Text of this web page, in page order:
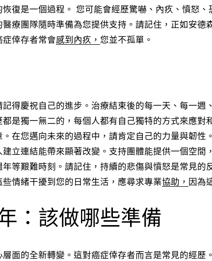
復是一個過程。 您可能會經歷驚嚇、內疚、憤怒
療團隊隨時準備為您提供支持。請記住，正如安德
倖存者常會感到內疚，您並不孤單。
得慶祝自己的進步。治療結束後的每一天、每一週
是獨一無二的，每個人都有自己獨特的方式來應對
在您邁向未來的過程中，請肯定自己的力量與韌性
立連結能帶來顯著改變。支持團體能提供一個空間
等艱難時刻。請記住，持續的悲傷與憤怒是常見的
情緒干擾到您的日常生活，應尋求專業協助， 因為
：該做哪些準備
面的全新轉變。這對癌症倖存者而言是常見的經歷